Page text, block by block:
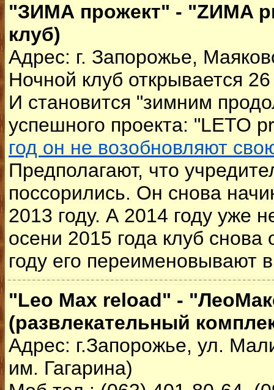
"ЗИМА прожект" - "ZИMA
клуб)
Адрес: г. Запорожье,
Ночной клуб открывается
И становится "зимним
успешного проекта: "LETO
год он не возобновляют
Предполагают, что
поссорились. Он снова
2013 году. А 2014 году уже
осени 2015 года клуб снова
году его переименовывают
"Leo Max reload" -
(развлекательный
Адрес: г.Запорожье, ул.
им. Гагарина)